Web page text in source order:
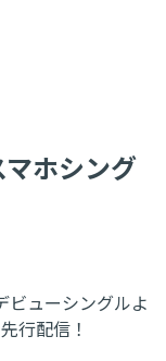
マホシング
ビューシングルよ
行配信！